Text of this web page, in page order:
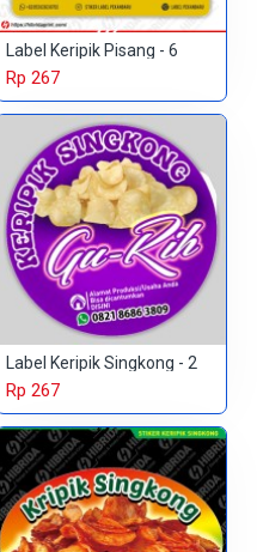
Label Keripik Pisang - 6
Rp 267
Label Keripik Singkong - 2
Rp 267